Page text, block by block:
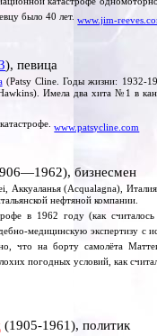
катастрофе
было 40 лет.www.jim-
), певица
(Patsy Cline. Годы жизни: 1932-
Имела два хита №1 в
www.patsycline.com
бизнесмен
Аккуаланья (Acqualagna),
нефтяной компании.
в 1962 году (как
медицинскую экспертизу с
что на борту самолёта
погодных условий, как
(1905-1961), политик